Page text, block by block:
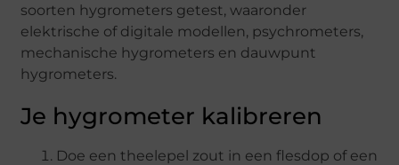
soorten hygrometers getest, waaronder
elektrische of digitale modellen, psychrometers,
mechanische hygrometers en dauwpunt
hygrometers.
Je hygrometer kalibreren
Doe een theelepel zout in een flesdop of een